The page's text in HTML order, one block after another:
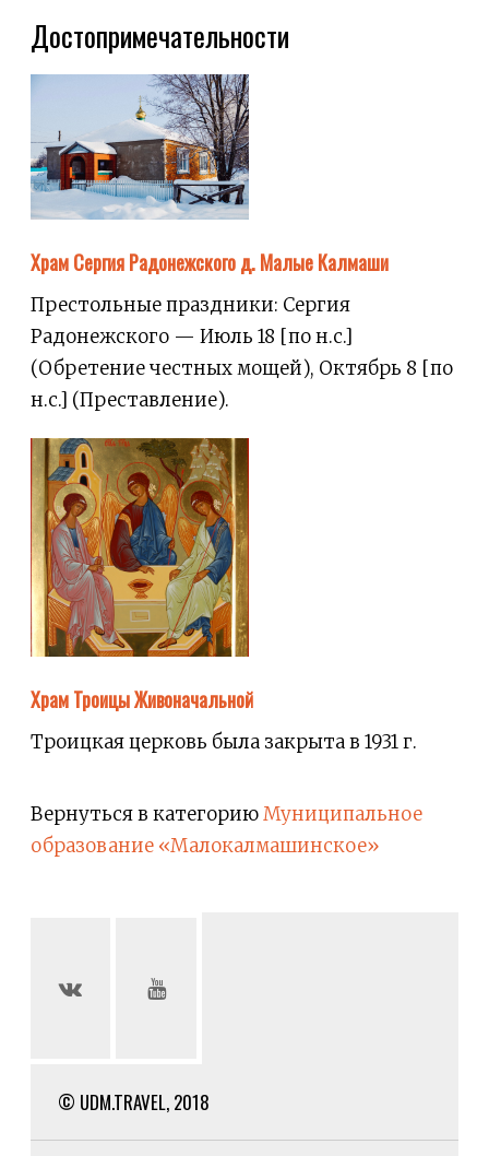
Достопримечательности
Храм Сергия Радонежского д. Малые Калмаши
Престольные праздники: Сергия
Радонежского — Июль 18 [по н.с.]
(Обретение честных мощей), Октябрь 8 [по
н.с.] (Преставление).
Храм Троицы Живоначальной
Троицкая церковь была закрыта в 1931 г.
Вернуться в категориюМуниципальное
образование «Малокалмашинское»
© UDM.TRAVEL, 2018